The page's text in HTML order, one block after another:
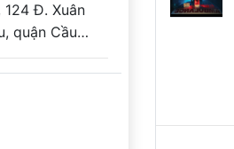
124 Đ. Xuân
quận Cầu